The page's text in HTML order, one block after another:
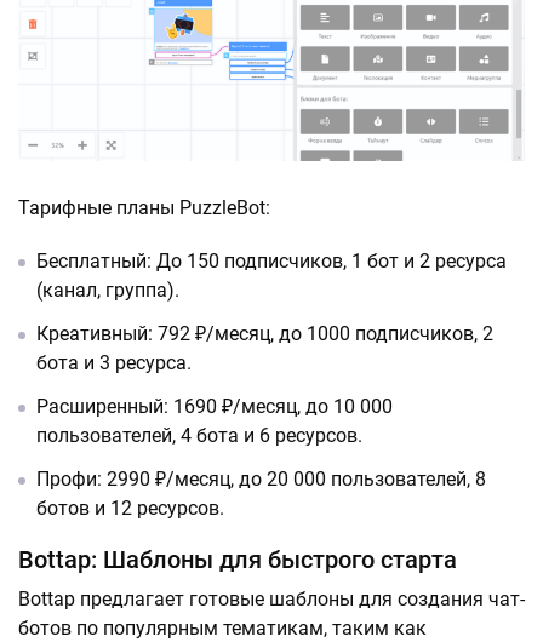
Тарифные планы PuzzleBot:
Бесплатный: До 150 подписчиков, 1 бот и 2 ресурса
(канал, группа).
Креативный: 792 ₽/месяц, до 1000 подписчиков, 2
бота и 3 ресурса.
Расширенный: 1690 ₽/месяц, до 10 000
пользователей, 4 бота и 6 ресурсов.
Профи: 2990 ₽/месяц, до 20 000 пользователей, 8
ботов и 12 ресурсов.
Bottap: Шаблоны для быстрого старта
Bottap предлагает готовые шаблоны для создания чат-
ботов по популярным тематикам, таким как